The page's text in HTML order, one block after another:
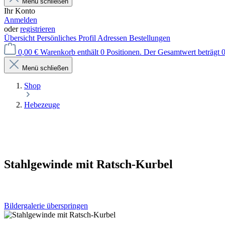
Ihr Konto
Anmelden
oderregistrieren
Übersicht Persönliches Profil Adressen Bestellungen
0,00 € Warenkorb enthält 0 Positionen. Der Gesamtwert beträgt
Menü schließen
Shop
Hebezeuge
Stahlgewinde mit Ratsch-Kurbel
Bildergalerie überspringen